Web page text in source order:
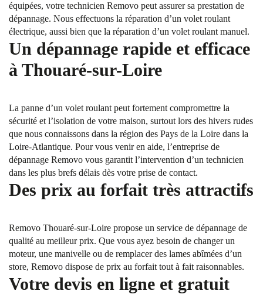
équipées, votre technicien Removo peut assurer sa prestation de
dépannage. Nous effectuons la réparation d’un volet roulant
électrique, aussi bien que la réparation d’un volet roulant manuel.
Un dépannage rapide et efficace
à Thouaré-sur-Loire
La panne d’un volet roulant peut fortement compromettre la
sécurité et l’isolation de votre maison, surtout lors des hivers rudes
que nous connaissons dans la région des Pays de la Loire dans la
Loire-Atlantique. Pour vous venir en aide, l’entreprise de
dépannage Removo vous garantit l’intervention d’un technicien
dans les plus brefs délais dès votre prise de contact.
Des prix au forfait très attractifs
Removo Thouaré-sur-Loire propose un service de dépannage de
qualité au meilleur prix. Que vous ayez besoin de changer un
moteur, une manivelle ou de remplacer des lames abîmées d’un
store, Removo dispose de prix au forfait tout à fait raisonnables.
Votre devis en ligne et gratuit